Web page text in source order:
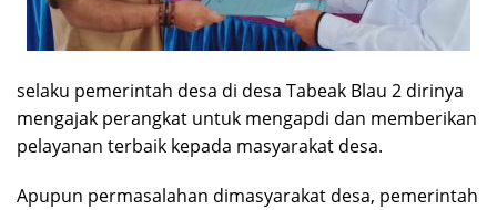
selaku pemerintah desa di desa Tabeak Blau 2 dirinya
mengajak perangkat untuk mengapdi dan memberikan
pelayanan terbaik kepada masyarakat desa.
Apupun permasalahan dimasyarakat desa, pemerintah